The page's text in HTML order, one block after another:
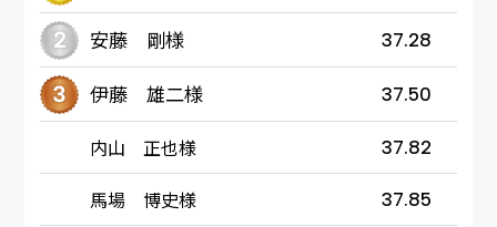
安藤 剛様 37.28
伊藤 雄二様 37.50
内山 正也様 37.82
馬場 博史様 37.85